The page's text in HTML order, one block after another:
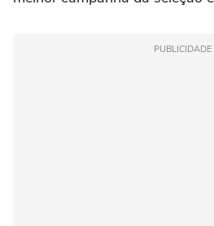
PUBLICIDADE